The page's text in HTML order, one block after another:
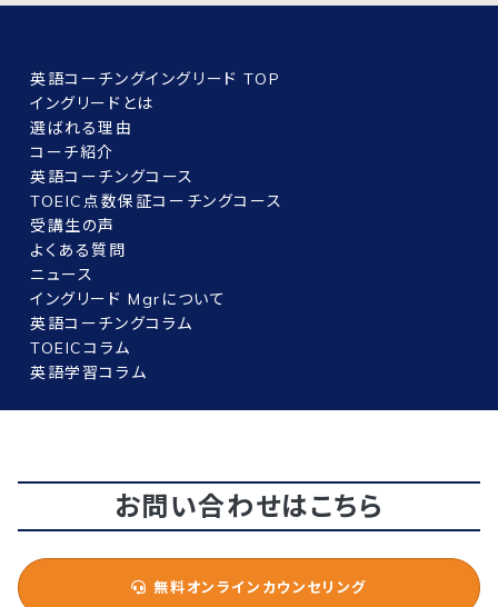
英語コーチングイングリード TOP
イングリードとは
選ばれる理由
コーチ紹介
英語コーチングコース
TOEIC点数保証コーチングコース
受講生の声
よくある質問
ニュース
イングリード Mgrについて
英語コーチングコラム
TOEICコラム
英語学習コラム
お問い合わせはこちら
無料オンラインカウンセリング